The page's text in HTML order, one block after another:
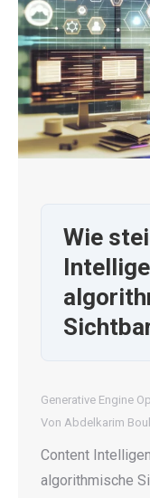
Wie
Generative Engine
Von Abdelkarim
Content
algorithmische